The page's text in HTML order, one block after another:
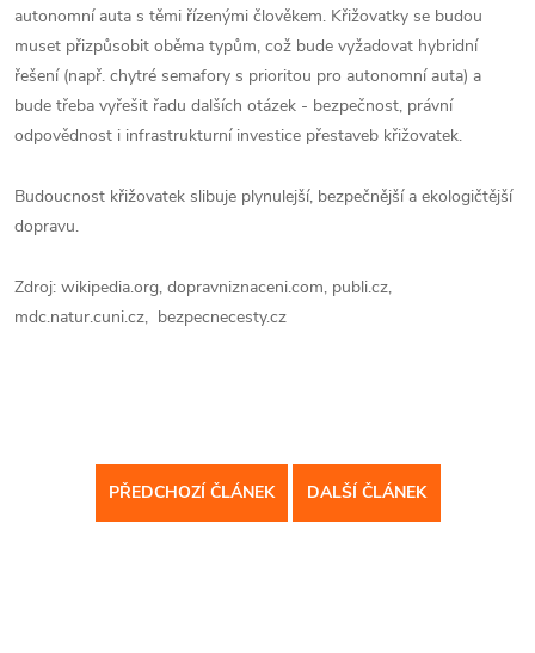
autonomní auta s těmi řízenými člověkem. Křižovatky se budou
muset přizpůsobit oběma typům, což bude vyžadovat hybridní
řešení (např. chytré semafory s prioritou pro autonomní auta) a
bude třeba vyřešit řadu dalších otázek - bezpečnost, právní
odpovědnost i infrastrukturní investice přestaveb křižovatek.
Budoucnost křižovatek slibuje plynulejší, bezpečnější a ekologičtější
dopravu.
Zdroj: wikipedia.org, dopravniznaceni.com, publi.cz,
mdc.natur.cuni.cz, bezpecnecesty.cz
PŘEDCHOZÍ ČLÁNEK DALŠÍ ČLÁNEK